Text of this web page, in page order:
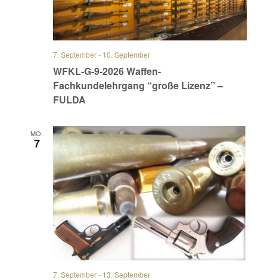
WFKL-G-9-2026 Waffen-
Fachkundelehrgang “große Lizenz” –
FULDA
7. September- 10. September
MO.
7
7. September- 13. September